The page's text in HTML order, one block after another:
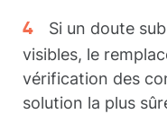
Si un doute
visibles, le
vérification des
solution la plus